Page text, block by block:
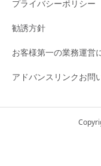
プライバシーポリシー
勧誘方針
お客様第一の業務運営
アドバンスリンクお問